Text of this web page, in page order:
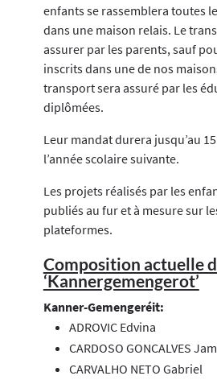
enfants se rassemblera toutes
dans une maison relais. Le
assurer par les parents, sauf
inscrits dans une de nos
transport sera assuré par les
diplômées.
Leur mandat durera jusqu’au
l’année scolaire suivante.
Les projets réalisés par les
publiés au fur et à mesure sur
plateformes.
Composition actuelle
‘Kannergemengerot’
Kanner-Gemengeréit:
ADROVIC Edvina
CARDOSO GONCALVES
CARVALHO NETO Gabriel